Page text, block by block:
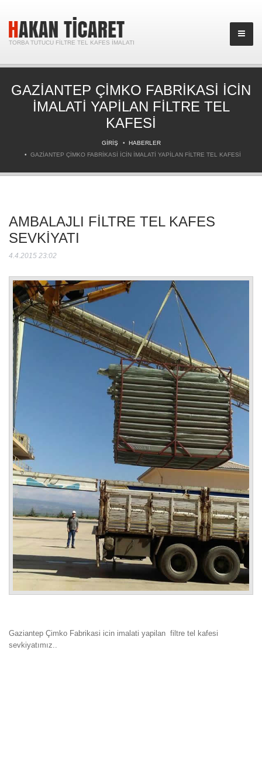
TORBA TUTUCU FILTRE TEL KAFES İMALATI
GAZIANTEP ÇIMKO FABRIKASI ICIN
IMALATI YAPILAN FILTRE TEL
KAFESI
GIRIŞ
HABERLER
GAZIANTEP ÇIMKO FABRIKASI ICIN IMALATI YAPILAN FILTRE TEL KAFESI
AMBALAJLI FILTRE TEL KAFES
SEVKIYATI
4.4.2015 23:02
Gaziantep Çimko Fabrikasi icin imalati yapilan filtre tel kafesi
sevkiyatımız..